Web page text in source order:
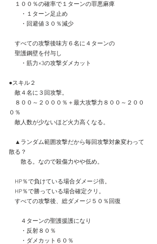
１００％の確率で１ターンの罪悪麻痺
・１ターン足止め
・回避値３０％減少
すべての攻撃後味方６名に４ターンの
聖護鋼壁を付与し
・筋力×3の攻撃ダメカット
●スキル２
敵４名に３回攻撃。
８００～２０００％＋最大攻撃力８００～２００
０％
敵人数が少ないほど火力高くなる。
▲ランダム範囲攻撃だから毎回攻撃対象変わって
散る？
散る。なので殺傷力やや低め。
HP％で負けている場合ダメージ倍。
HP％で勝っている場合確定クリ。
すべての攻撃後、総ダメージ５０％回復
４ターンの聖護援護になり
・反射８０％
・ダメカット６０％